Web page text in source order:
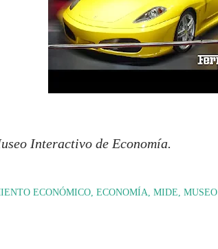
Interactivo de Economía.
ECONÓMICO ECONOMÍA MIDE